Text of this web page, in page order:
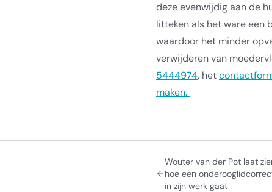
deze evenwijdig aan de
litteken als het ware een
waardoor het minder
verwijderen van
5444974, het
maken.
Wouter van der Pot laat
hoe een
in zijn werk gaat